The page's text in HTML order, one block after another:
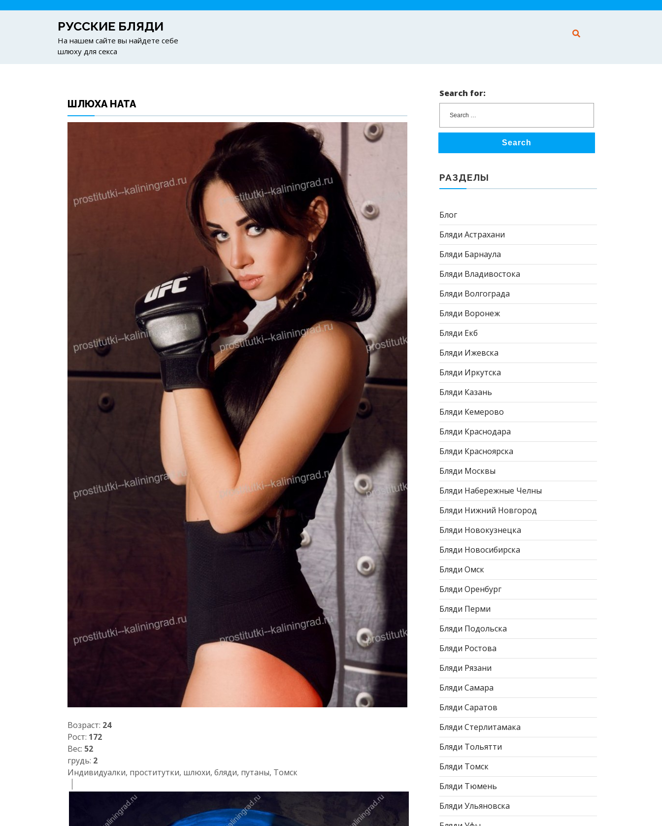
РУССКИЕ БЛЯДИ
На нашем сайте вы найдете себе
шлюху для секса
ШЛЮХА НАТА
Возраст: 24
Рост: 172
Вес: 52
грудь: 2
Индивидуалки, проститутки, шлюхи, бляди, путаны, Томск
Search for:
Search
РАЗДЕЛЫ
Блог
Бляди Астрахани
Бляди Барнаула
Бляди Владивостока
Бляди Волгограда
Бляди Воронеж
Бляди Екб
Бляди Ижевска
Бляди Иркутска
Бляди Казань
Бляди Кемерово
Бляди Краснодара
Бляди Красноярска
Бляди Москвы
Бляди Набережные Челны
Бляди Нижний Новгород
Бляди Новокузнецка
Бляди Новосибирска
Бляди Омск
Бляди Оренбург
Бляди Перми
Бляди Подольска
Бляди Ростова
Бляди Рязани
Бляди Самара
Бляди Саратов
Бляди Стерлитамака
Бляди Тольятти
Бляди Томск
Бляди Тюмень
Бляди Ульяновска